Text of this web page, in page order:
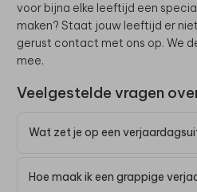
voor bijna elke leeftijd een
maken? Staat jouw leeftijd er
gerust contact met ons op. We
mee.
Veelgestelde vragen
Wat zet je op een
Hoe maak ik een grappige